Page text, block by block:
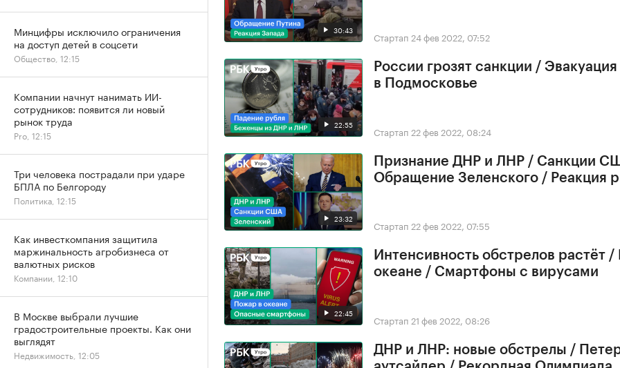
30:43 Стартап 24 фев 2022, 07:52
22:55
России грозят санкции /
в Подмосковье
Стартап 22 фев 2022, 08:24
23:32
Признание ДНР и ЛНР / Санкции
Обращение Зеленского / Реакция
Стартап 22 фев 2022, 07:55
22:45
Интенсивность обстрелов растёт
океане / Смартфоны с вирусами
Стартап 21 фев 2022, 08:26
ДНР и ЛНР: новые обстрелы /
Минцифры исключило ограничения
на доступ детей в соцсети
Общество, 12:15
Компании начнут нанимать ИИ-
сотрудников: появится ли новый
рынок труда
Pro, 12:15
Три человека пострадали при ударе
БПЛА по Белгороду
Политика, 12:15
Как инвесткомпания защитила
маржинальность агробизнеса от
валютных рисков
Компании, 12:10
В Москве выбрали лучшие
градостроительные проекты. Как они
выглядят
Недвижимость, 12:05